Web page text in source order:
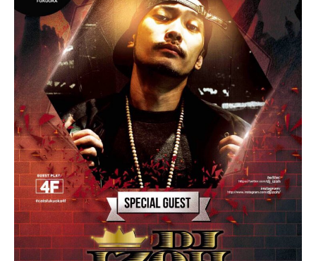
➁準決勝、決勝からキングオブファイター方式(勝ち抜き法、勝者が続けて
バトルを行い団体の勝敗を決する)という形で行われます。
ここからはDJの選曲した曲にのせ、ゲストMCの方によるフリースタイルラ
ップが導入されます。